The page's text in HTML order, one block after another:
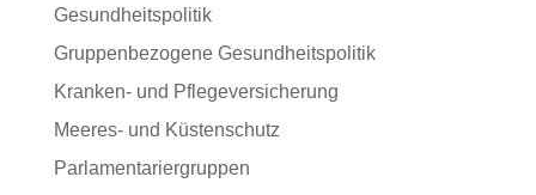
Gesundheitspolitik
Gruppenbezogene Gesundheitspolitik
Kranken- und Pflegeversicherung
Meeres- und Küstenschutz
Parlamentariergruppen